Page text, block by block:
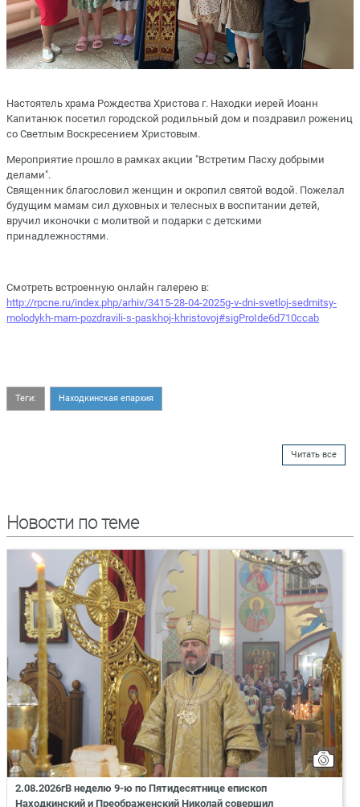
Настоятель храма Рождества Христова г. Находки иерей Иоанн
Капитанюк посетил городской родильный дом и поздравил рожениц
со Светлым Воскресением Христовым.
Мероприятие прошло в рамках акции "Встретим Пасху добрыми
делами".
Священник благословил женщин и окропил святой водой. Пожелал
будущим мамам сил духовных и телесных в воспитании детей,
вручил иконочки с молитвой и подарки с детскими
принадлежностями.
Смотреть встроенную онлайн галерею в:
http://rpcne.ru/index.php/arhiv/3415-28-04-2025g-v-dni-svetloj-sedmitsy-
molodykh-mam-pozdravili-s-paskhoj-khristovoj#sigProIde6d710ccab
Теги: Находкинская епархия
Читать все
Новости по теме
2.08.2026гВ неделю 9-ю по Пятидесятнице епископ
Находкинский и Преображенский Николай совершил